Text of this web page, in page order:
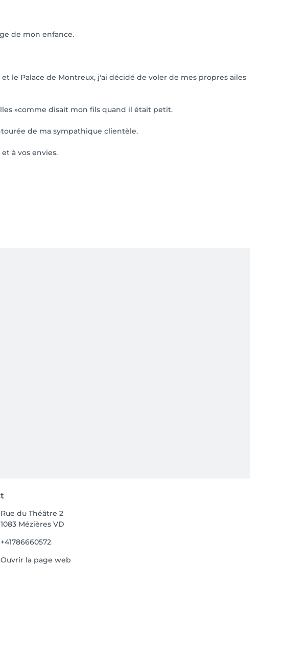
de mon enfance.
le Palace de Montreux, j'ai décidé de voler de mes propres ailes
»comme disait mon fils quand il était petit.
de ma sympathique clientèle.
à vos envies.
Rue du Théâtre 2
1083 Mézières VD
+41786660572
Ouvrir la page web